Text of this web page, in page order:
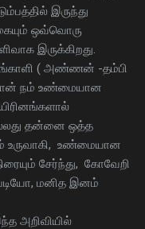
இருந்து
ஒவ்வொரு
இருக்கிறது.
( அண்ணன் -தம்பி
நம் உண்மையான
தன்னை ஒத்த
உருவாகி, உண்மையான
சேர்ந்து, கோவேறி
மனித இனம்